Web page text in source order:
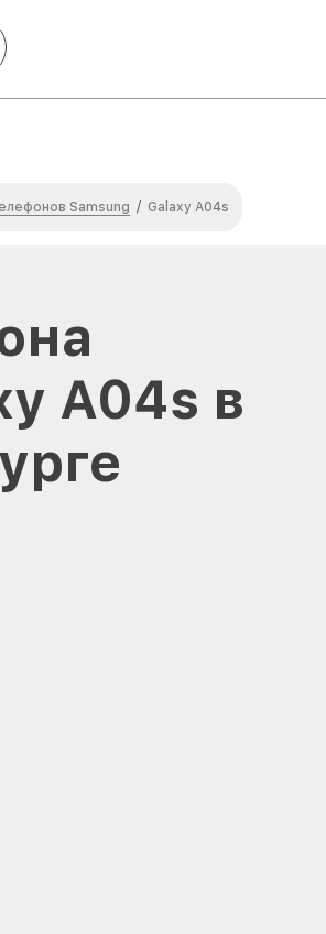
Samsung / Galaxy A04s
A04s в